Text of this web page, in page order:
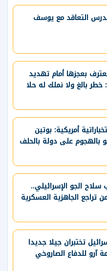
يدرس التعاقد مع يوسف
بعجزها أمام تهديد
خطر بالغ ولا نملك له حلا
أمريكية: بوتين
بالهجوم على دولة بالحلف
سلاح الجو الإسرائيلي..
تراجع الجاهزية العسكرية
تختبران جيلا جديدا
آرو للدفاع الصاروخي